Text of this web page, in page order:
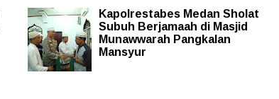
Kapolrestabes Medan Sholat
Subuh Berjamaah di Masjid
Munawwarah Pangkalan
Mansyur